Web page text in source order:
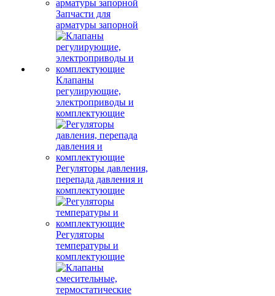
Запчасти для
арматуры запорной
Клапаны
регулирующие,
электроприводы и
комплектующие
Регуляторы давления,
перепада давления и
комплектующие
Регуляторы
температуры и
комплектующие